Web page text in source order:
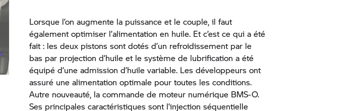
Lorsque l’on augmente la puissance et le couple, il faut
également optimiser l’alimentation en huile. Et c’est ce qui a été
fait : les deux pistons sont dotés d’un refroidissement par le
bas par projection d’huile et le système de lubrification a été
équipé d’une admission d’huile variable. Les développeurs ont
assuré une alimentation optimale pour toutes les conditions.
Autre nouveauté, la commande de moteur numérique BMS-O.
Ses principales caractéristiques sont l’injection séquentielle